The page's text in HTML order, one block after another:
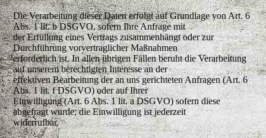
Die Verarbeitung dieser Daten erfolgt auf Grundlage von Art. 6
Abs. 1 lit. b DSGVO, sofern Ihre Anfrage mit
der Erfüllung eines Vertrags zusammenhängt oder zur
Durchführung vorvertraglicher Maßnahmen
erforderlich ist. In allen übrigen Fällen beruht die Verarbeitung
auf unserem berechtigten Interesse an der
effektiven Bearbeitung der an uns gerichteten Anfragen (Art. 6
Abs. 1 lit. f DSGVO) oder auf Ihrer
Einwilligung (Art. 6 Abs. 1 lit. a DSGVO) sofern diese
abgefragt wurde; die Einwilligung ist jederzeit
widerrufbar.